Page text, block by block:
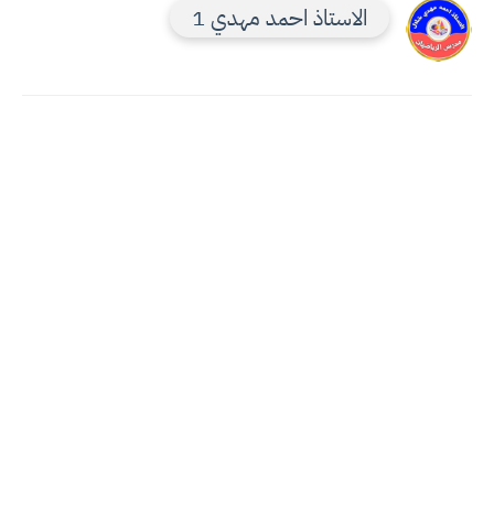
الاستاذ احمد مهدي 1